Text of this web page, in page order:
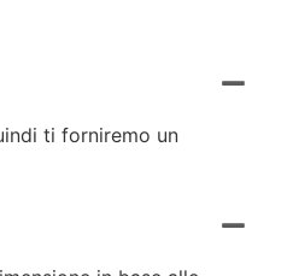
ti forniremo un